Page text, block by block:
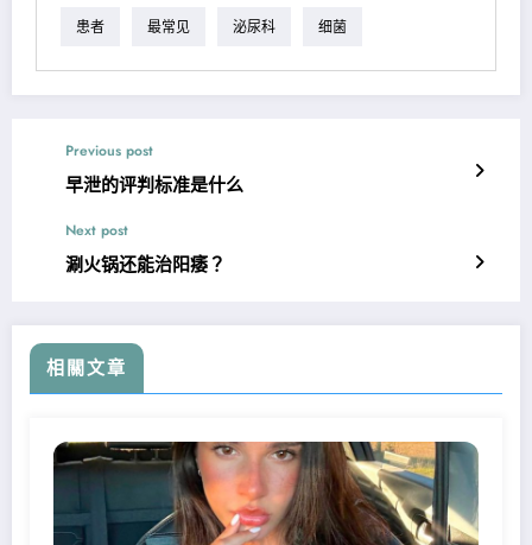
患者 最常见 泌尿科 细菌
Previous post
早泄的评判标准是什么
Next post
涮火锅还能治阳痿？
相關文章